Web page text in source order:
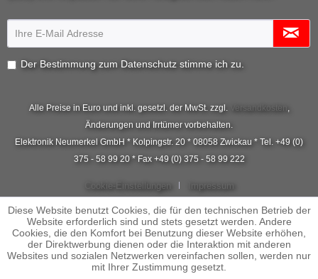
Der Bestimmung zum Datenschutz stimme ich zu.
Alle Preise in Euro und inkl. gesetzl. der MwSt. zzgl. Versandkosten
,
Änderungen und Irrtümer vorbehalten.
Elektronik Neumerkel GmbH * Kolpingstr. 20 * 08058 Zwickau * Tel. +49 (0)
375 - 58 99 20 * Fax +49 (0) 375 - 58 99 222
Cookie-Einstellungen Impressum
Diese Website benutzt Cookies, die für den technischen Betrieb der
Website erforderlich sind und stets gesetzt werden. Andere
Cookies, die den Komfort bei Benutzung dieser Website erhöhen,
der Direktwerbung dienen oder die Interaktion mit anderen
Websites und sozialen Netzwerken vereinfachen sollen, werden nur
mit Ihrer Zustimmung gesetzt.